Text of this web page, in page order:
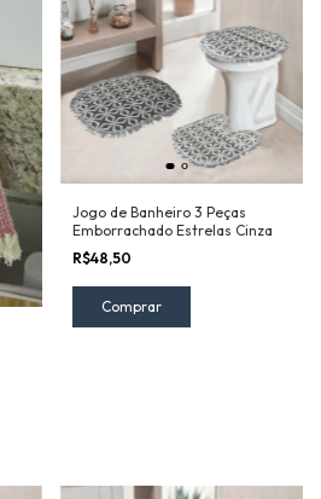
Jogo de Banheiro 3 Peças
Emborrachado Estrelas Cinza
R$48,50